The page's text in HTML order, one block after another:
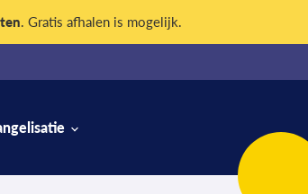
. Gratis afhalen is mogelijk.